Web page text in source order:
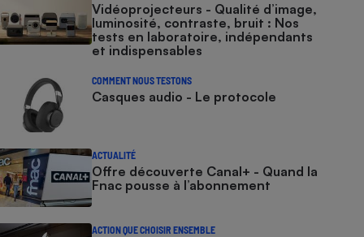
Vidéoprojecteurs - Qualité d’image,
luminosité, contraste, bruit : Nos
tests en laboratoire, indépendants
et indispensables
COMMENT NOUS TESTONS
Casques audio - Le protocole
ACTUALITÉ
Offre découverte Canal+ - Quand la
Fnac pousse à l’abonnement
ACTION QUE CHOISIR ENSEMBLE